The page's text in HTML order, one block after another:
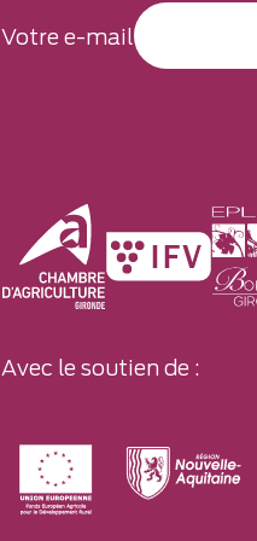
Votre e-mail
Avec le soutien de :